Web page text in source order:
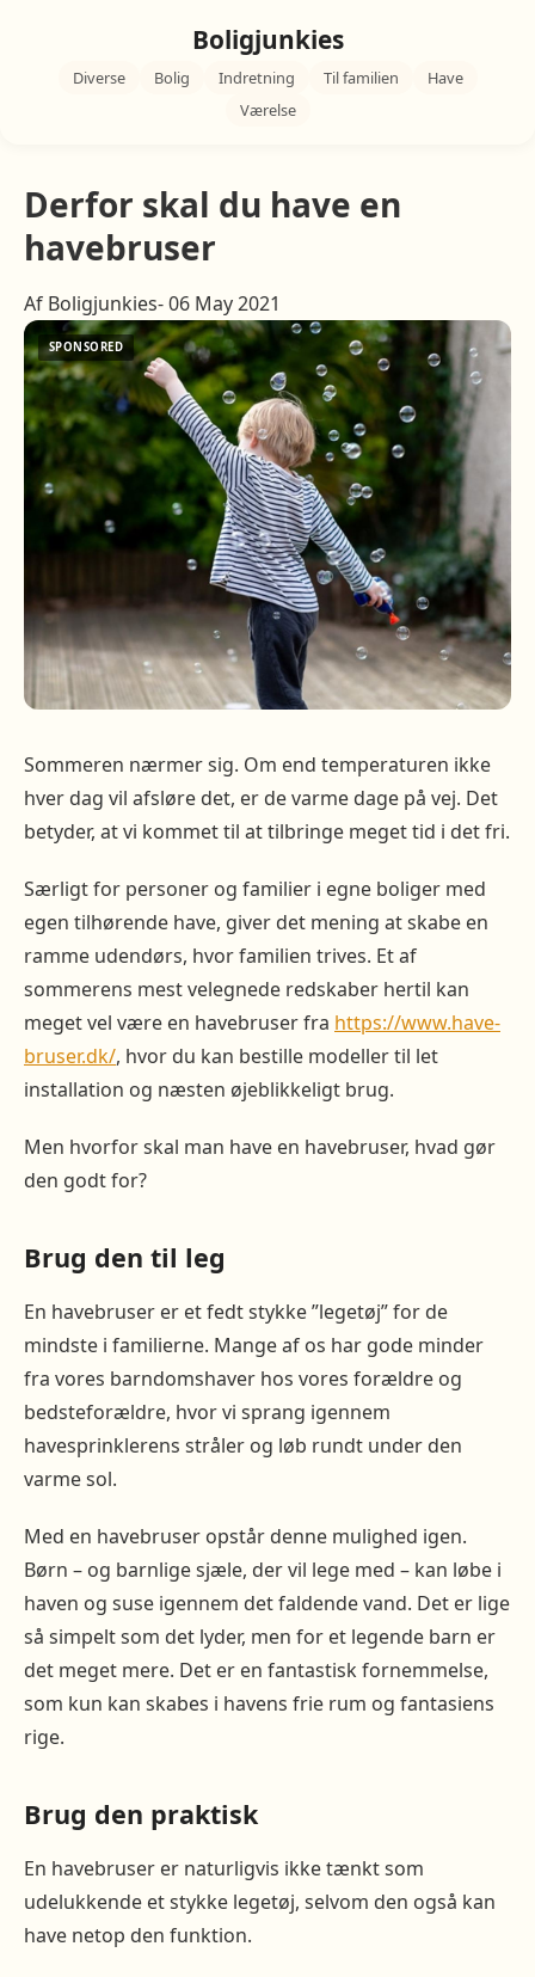
Boligjunkies
Diverse Bolig Indretning Til familien
Have
Værelse
Derfor skal du have en
havebruser
Af Boligjunkies- 06 May 2021
Sommeren nærmer sig. Om end temperaturen ikke
hver dag vil afsløre det, er de varme dage på vej. Det
betyder, at vi kommet til at tilbringe meget tid i det fri.
Særligt for personer og familier i egne boliger med
egen tilhørende have, giver det mening at skabe en
ramme udendørs, hvor familien trives. Et af
sommerens mest velegnede redskaber hertil kan
meget vel være en havebruser fra https://www.have-
bruser.dk/, hvor du kan bestille modeller til let
installation og næsten øjeblikkeligt brug.
Men hvorfor skal man have en havebruser, hvad gør
den godt for?
Brug den til leg
En havebruser er et fedt stykke ”legetøj” for de
mindste i familierne. Mange af os har gode minder
fra vores barndomshaver hos vores forældre og
bedsteforældre, hvor vi sprang igennem
havesprinklerens stråler og løb rundt under den
varme sol.
Med en havebruser opstår denne mulighed igen.
Børn – og barnlige sjæle, der vil lege med – kan løbe i
haven og suse igennem det faldende vand. Det er lige
så simpelt som det lyder, men for et legende barn er
det meget mere. Det er en fantastisk fornemmelse,
som kun kan skabes i havens frie rum og fantasiens
rige.
Brug den praktisk
En havebruser er naturligvis ikke tænkt som
udelukkende et stykke legetøj, selvom den også kan
have netop den funktion.